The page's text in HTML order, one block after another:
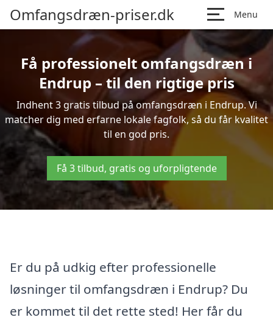
Omfangsdræn-priser.dk Menu
Få professionelt omfangsdræn i
Endrup – til den rigtige pris
Indhent 3 gratis tilbud på omfangsdræn i Endrup. Vi
matcher dig med erfarne lokale fagfolk, så du får kvalitet
til en god pris.
Få 3 tilbud, gratis og uforpligtende
Er du på udkig efter professionelle
løsninger til omfangsdræn i Endrup? Du
er kommet til det rette sted! Her får du